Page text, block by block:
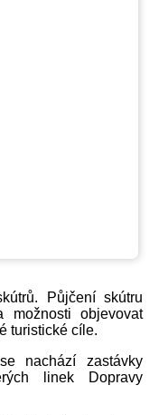
Půjčení skútru
možnosti objevovat
turistické cíle.
nachází zastávky
linek Dopravy